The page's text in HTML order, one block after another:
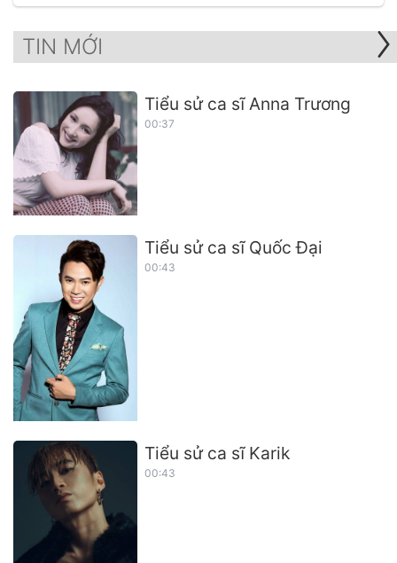
TIN MỚI
Tiểu sử ca sĩ Anna Trương
00:37
Tiểu sử ca sĩ Quốc Đại
00:43
Tiểu sử ca sĩ Karik
00:43